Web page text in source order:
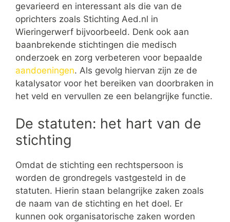
gevarieerd en interessant als die van de
oprichters zoals Stichting Aed.nl in
Wieringerwerf bijvoorbeeld. Denk ook aan
baanbrekende stichtingen die medisch
onderzoek en zorg verbeteren voor bepaalde
aandoeningen. Als gevolg hiervan zijn ze de
katalysator voor het bereiken van doorbraken in
het veld en vervullen ze een belangrijke functie.
De statuten: het hart van de
stichting
Omdat de stichting een rechtspersoon is
worden de grondregels vastgesteld in de
statuten. Hierin staan belangrijke zaken zoals
de naam van de stichting en het doel. Er
kunnen ook organisatorische zaken worden